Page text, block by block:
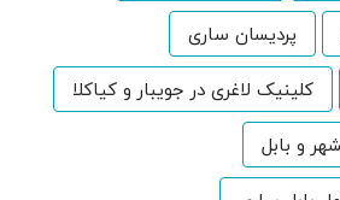
پردیسان ساری
کلینیک لاغری در جویبار و کیاکلا
و بابل